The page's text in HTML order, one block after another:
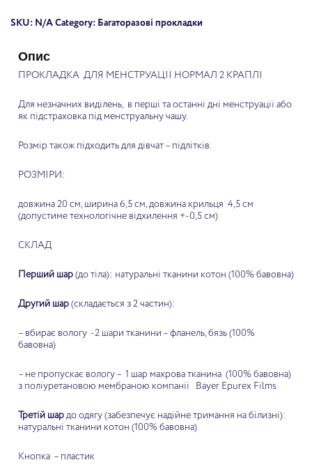
SKU: N/ACategory: Багаторазові прокладки
Опис
ПРОКЛАДКА ДЛЯ МЕНСТРУАЦІЇ НОРМАЛ 2 КРАПЛІ
Для незначних виділень, в перші та останні дні менструації або
як підстраховка під менструальну чашу.
Розмір також підходить для дівчат – підлітків.
РОЗМІРИ:
довжина 20 см, ширина 6,5 см, довжина крильця 4,5 см
(допустиме технологічне відхилення +-0,5 см)
СКЛАД
Перший шар(до тіла): натуральні тканини котон (100% бавовна)
Другий шар(складається з 2 частин):
– вбирає вологу -2 шари тканини – фланель, бязь (100%
бавовна)
– не пропускає вологу – 1 шар махрова тканина (100% бавовна)
з поліуретановою мембраною компаніі Bayer Epurex Films
Третій шардо одягу (забезпечує надійне тримання на білизні):
натуральні тканини котон (100% бавовна)
Кнопка – пластик